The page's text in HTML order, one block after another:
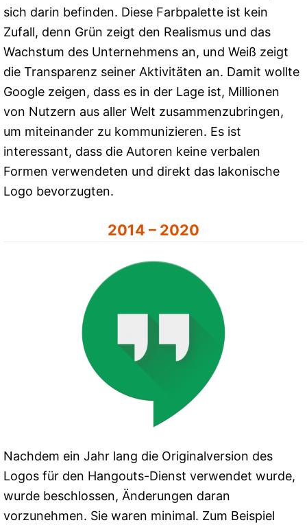
sich darin befinden. Diese Farbpalette ist kein
Zufall, denn Grün zeigt den Realismus und das
Wachstum des Unternehmens an, und Weiß zeigt
die Transparenz seiner Aktivitäten an. Damit wollte
Google zeigen, dass es in der Lage ist, Millionen
von Nutzern aus aller Welt zusammenzubringen,
um miteinander zu kommunizieren. Es ist
interessant, dass die Autoren keine verbalen
Formen verwendeten und direkt das lakonische
Logo bevorzugten.
2014 – 2020
Nachdem ein Jahr lang die Originalversion des
Logos für den Hangouts-Dienst verwendet wurde,
wurde beschlossen, Änderungen daran
vorzunehmen. Sie waren minimal. Zum Beispiel